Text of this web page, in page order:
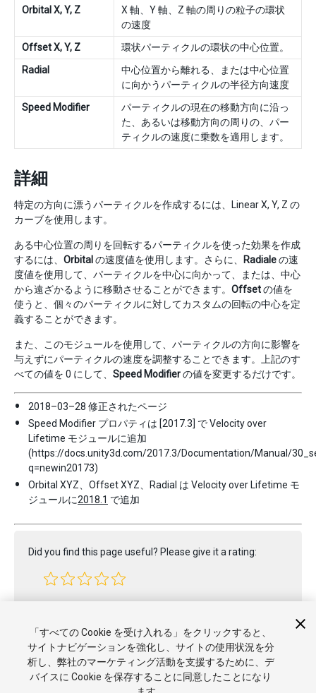
Orbital X, Y, Z
X 軸、Y 軸、Z 軸の周りの粒子の環状
の速度
Offset X, Y, Z
環状パーティクルの環状の中心位置。
Radial
中心位置から離れる、または中心位置
に向かうパーティクルの半径方向速度
Speed Modifier
パーティクルの現在の移動方向に沿っ
た、あるいは移動方向の周りの、パー
ティクルの速度に乗数を適用します。
詳細
特定の方向に漂うパーティクルを作成するには、Linear X, Y, Z の
カーブを使用します。
ある中心位置の周りを回転するパーティクルを使った効果を作成
するには、 Orbital の速度値を使用します。さらに、 Radialeの速
度値を使用して、パーティクルを中心に向かって、または、中心
から遠ざかるように移動させることができます。 Offsetの値を
使うと、個々のパーティクルに対してカスタムの回転の中心を定
義することができます。
また、このモジュールを使用して、パーティクルの方向に影響を
与えずにパーティクルの速度を調整することできます。上記のす
べての値を 0 にして、 Speed Modifierの値を変更するだけです。
2018–03–28 修正されたページ
Speed Modifier プロパティは [2017.3] で Velocity over
Lifetime モジュールに追加
(https://docs.unity3d.com/2017.3/Documentation/Manual/
q=newin20173)
Orbital XYZ、Offset XYZ、Radial は Velocity over Lifetime モ
ジュールに2018.1 で追加
Did you find this page useful? Please give it a rating:
「すべての Cookie を受け入れる」をクリックすると、
サイトナビゲーションを強化し、サイトの使用状況を分
析し、弊社のマーケティング活動を支援するために、デ
バイスに Cookie を保存することに同意したことになり